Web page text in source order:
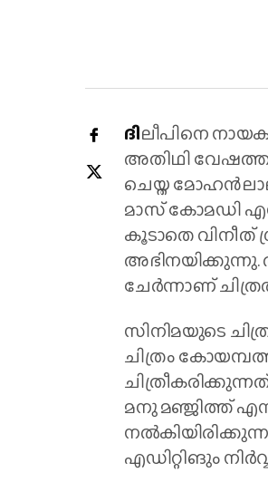
ദിലീപിനെ
അതിഥി
ചെയ്ത
മാസ് കോമഡി
കൂടാതെ വിനീത്
അഭിനയിക്കുന്നു.
ചേർന്നാണ്
സിനിമയുടെ
ചിത്രം
മനു മഞ്ജിത്ത്
എഡിറ്റിങും